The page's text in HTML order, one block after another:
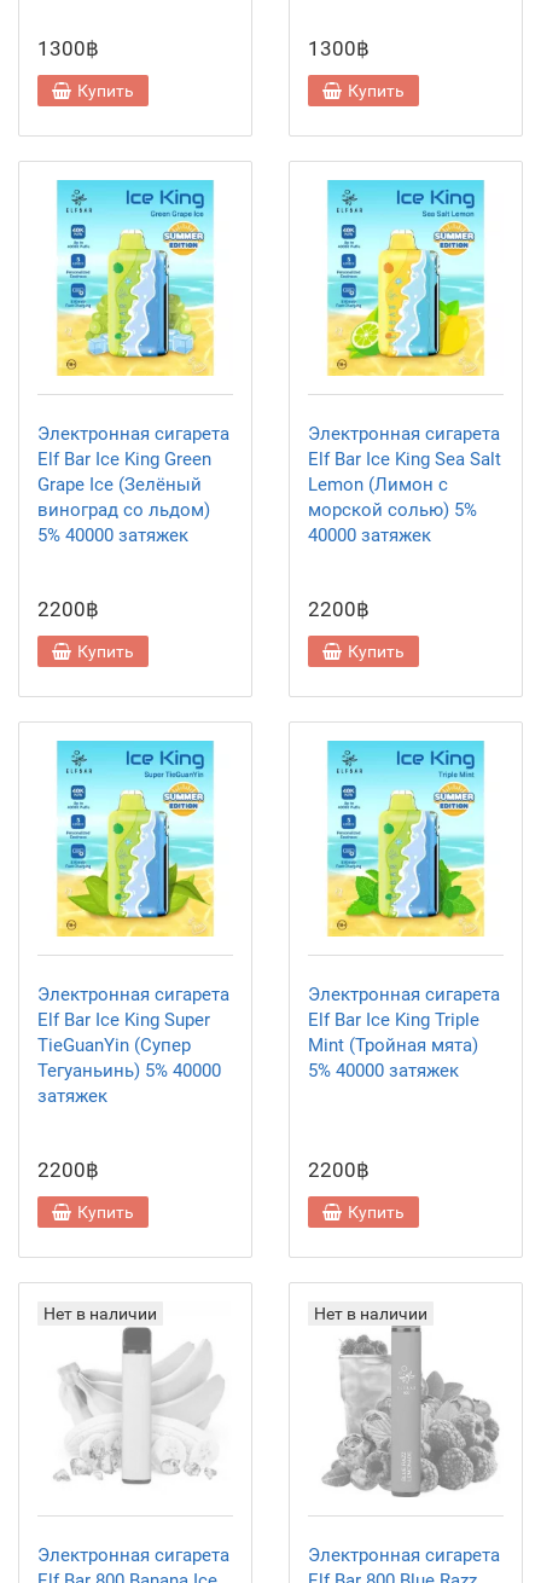
1300฿
Купить
1300฿
Купить
Электронная сигарета
Elf Bar Ice King Green
Grape Ice (Зелёный
виноград со льдом)
5% 40000 затяжек
2200฿
Купить
Электронная сигарета
Elf Bar Ice King Sea Salt
Lemon (Лимон с
морской солью) 5%
40000 затяжек
2200฿
Купить
Электронная сигарета
Elf Bar Ice King Super
TieGuanYin (Супер
Тегуаньинь) 5% 40000
затяжек
2200฿
Купить
Электронная сигарета
Elf Bar Ice King Triple
Mint (Тройная мята)
5% 40000 затяжек
2200฿
Купить
Нет в наличии
Электронная сигарета
Нет в наличии
Электронная сигарета